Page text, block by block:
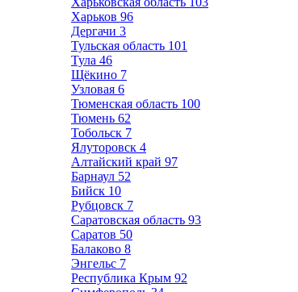
Харьков 96
Дергачи 3
Тульская область 101
Тула 46
Щёкино 7
Узловая 6
Тюменская область 100
Тюмень 62
Тобольск 7
Ялуторовск 4
Алтайский край 97
Барнаул 52
Бийск 10
Рубцовск 7
Саратовская область 93
Саратов 50
Балаково 8
Энгельс 7
Республика Крым 92